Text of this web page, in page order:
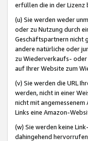
erfüllen die in der Lizenz
(u) Sie werden weder
oder zu Nutzung durch
Geschäftspartnern nicht
andere natürliche oder
zu Wiederverkaufs-
auf Ihrer Website zum
(v) Sie werden die URL
werden, nicht in einer
nicht mit
Links eine Amazon-
(w) Sie werden keine
dahingehend